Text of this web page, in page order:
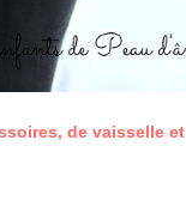
de vaisselle et